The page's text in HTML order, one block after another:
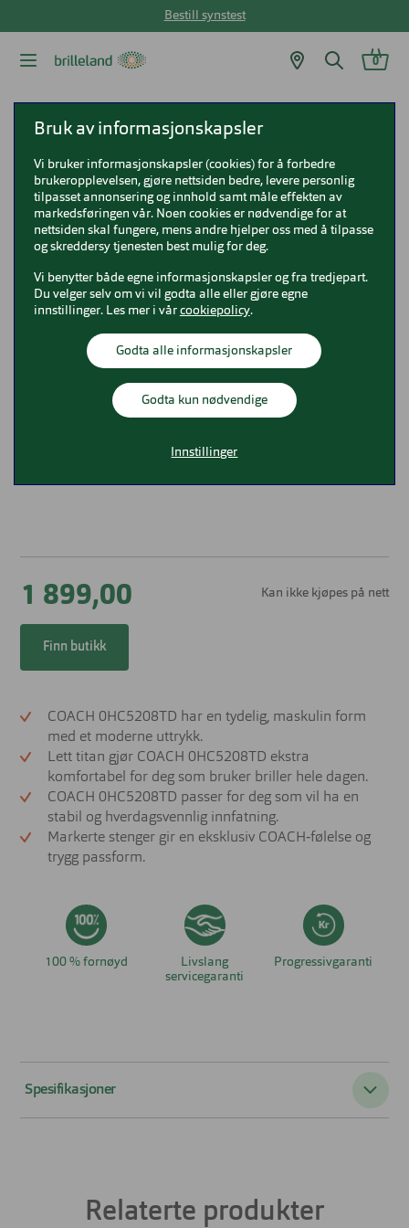
Bestill synstest
0
COACH HC5208TD
0HC5208TD
1 899,00 Kan ikke kjøpes på nett
Finn butikk
COACH 0HC5208TD har en tydelig, maskulin form
med et moderne uttrykk.
Lett titan gjør COACH 0HC5208TD ekstra
komfortabel for deg som bruker briller hele dagen.
COACH 0HC5208TD passer for deg som vil ha en
stabil og hverdagsvennlig innfatning.
Markerte stenger gir en eksklusiv COACH‑følelse og
trygg passform.
100 % fornøyd
Livslang
servicegaranti
Progressivgaranti
Spesifikasjoner
Relaterte produkter
Bruk av informasjonskapsler
Vi bruker informasjonskapsler (cookies) for å forbedre
brukeropplevelsen, gjøre nettsiden bedre, levere personlig
tilpasset annonsering og innhold samt måle effekten av
markedsføringen vår. Noen cookies er nødvendige for at
nettsiden skal fungere, mens andre hjelper oss med å tilpasse
og skreddersy tjenesten best mulig for deg.
Vi benytter både egne informasjonskapsler og fra tredjepart.
Du velger selv om vi vil godta alle eller gjøre egne
innstillinger. Les mer i vår cookiepolicy.
Godta alle informasjonskapsler
Godta kun nødvendige
Innstillinger